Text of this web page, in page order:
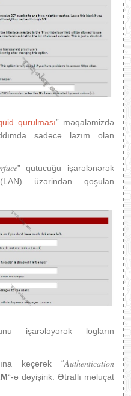
qurulması” məqaləmizdə
sadəcə lazım olan
” qutucuğu işarələnərək
üzərindən qoşulan
işarələyərək logların
keçərək “Authentication
“-ə dəyişirik. Ətraflı məluçat